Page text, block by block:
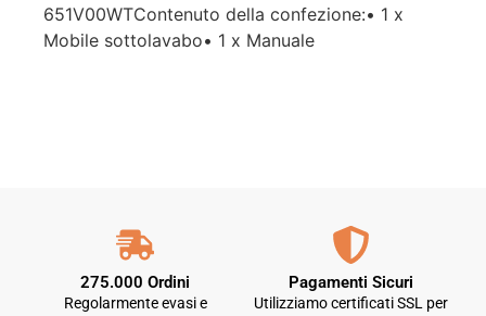
651V00WTContenuto della confezione:• 1 x
Mobile sottolavabo• 1 x Manuale
275.000 Ordini
Regolarmente evasi e
Pagamenti Sicuri
Utilizziamo certificati SSL per